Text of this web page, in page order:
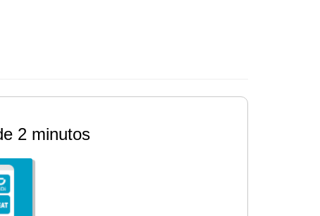
2 minutos